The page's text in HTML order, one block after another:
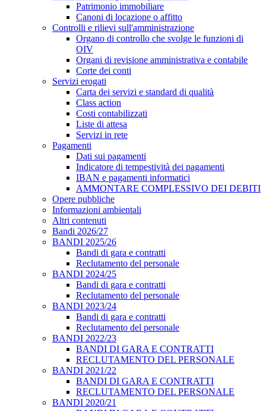
Patrimonio immobiliare
Canoni di locazione o affitto
Controlli e rilievi sull'amministrazione
Organo di controllo che svolge le funzioni di
OIV
Organi di revisione amministrativa e contabile
Corte dei conti
Servizi erogati
Carta dei servizi e standard di qualità
Class action
Costi contabilizzati
Liste di attesa
Servizi in rete
Pagamenti
Dati sui pagamenti
Indicatore di tempestività dei pagamenti
IBAN e pagamenti informatici
AMMONTARE COMPLESSIVO DEI DEBITI
Opere pubbliche
Informazioni ambientali
Altri contenuti
Bandi 2026/27
BANDI 2025/26
Bandi di gara e contratti
Reclutamento del personale
BANDI 2024/25
Bandi di gara e contratti
Reclutamento del personale
BANDI 2023/24
Bandi di gara e contratti
Reclutamento del personale
BANDI 2022/23
BANDI DI GARA E CONTRATTI
RECLUTAMENTO DEL PERSONALE
BANDI 2021/22
BANDI DI GARA E CONTRATTI
RECLUTAMENTO DEL PERSONALE
BANDI 2020/21